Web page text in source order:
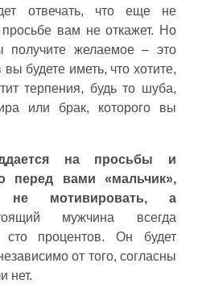
отвечать, что еще не
вам не откажет. Но
получите желаемое – это
будете иметь, что хотите,
терпения, будь то шуба,
или брак, которого вы
на просьбы и
перед вами «мальчик»,
не мотивировать, а
мужчина всегда
процентов. Он будет
от того, согласны
нет.